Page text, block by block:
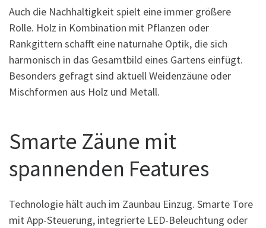
Auch die Nachhaltigkeit spielt eine immer größere
Rolle. Holz in Kombination mit Pflanzen oder
Rankgittern schafft eine naturnahe Optik, die sich
harmonisch in das Gesamtbild eines Gartens einfügt.
Besonders gefragt sind aktuell Weidenzäune oder
Mischformen aus Holz und Metall.
Smarte Zäune mit
spannenden Features
Technologie hält auch im Zaunbau Einzug. Smarte Tore
mit App-Steuerung, integrierte LED-Beleuchtung oder